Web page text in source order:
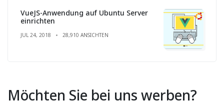
VueJS-Anwendung auf Ubuntu Server
einrichten
JUL 24, 2018 28,910 ANSICHTEN
Möchten Sie bei uns werben?